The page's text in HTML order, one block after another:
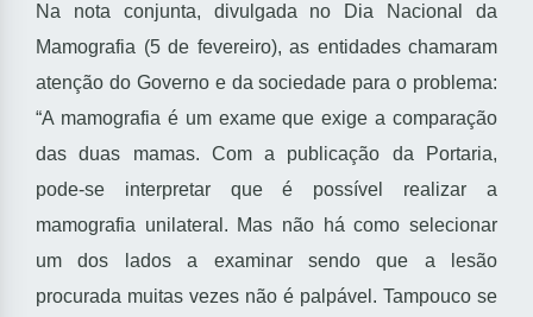
Na nota conjunta, divulgada no Dia Nacional da
Mamografia (5 de fevereiro), as entidades chamaram
atenção do Governo e da sociedade para o problema:
“A mamografia é um exame que exige a comparação
das duas mamas. Com a publicação da Portaria,
pode-se interpretar que é possível realizar a
mamografia unilateral. Mas não há como selecionar
um dos lados a examinar sendo que a lesão
procurada muitas vezes não é palpável. Tampouco se